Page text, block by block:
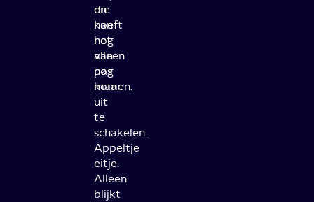
en
hoeft
het
alleen
nog
maar
uit
te
schakelen.
Appeltje
eitje.
Alleen
blijkt
die
kan
nog
van
pas
komen.